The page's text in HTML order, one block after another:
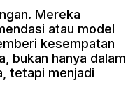
Mereka
atau model
kesempatan
bukan hanya dalam
tetapi menjadi